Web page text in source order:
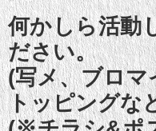
何かしら活動
ださい。
(写メ、ブロマ
トッピングな